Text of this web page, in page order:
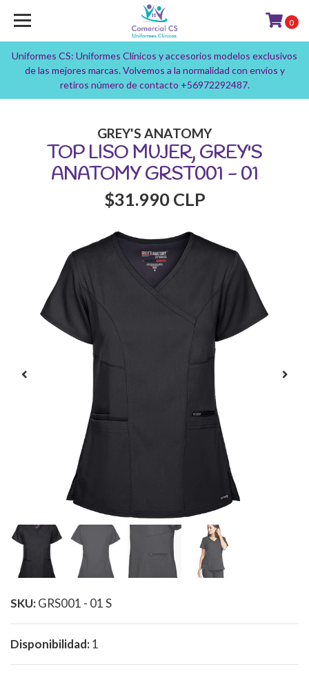
Uniformes CS: Uniformes Clínicos y accesorios modelos exclusivos
de las mejores marcas. Volvemos a la normalidad con envíos y
retiros número de contacto +56972292487.
0
GREY'S ANATOMY
TOP LISO MUJER, GREY'S
ANATOMY GRST001 - 01
$31.990 CLP
SKU:GRS001 - 01 S
Disponibilidad:1